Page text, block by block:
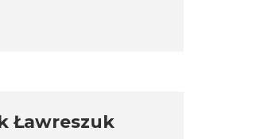
Ławreszuk